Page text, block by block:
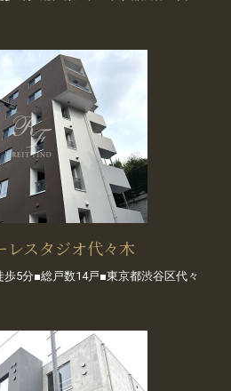
レスタジオ代々木
5分■総戸数14戸■東京都渋谷区代々